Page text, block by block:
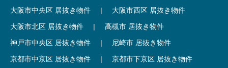
大阪市中央区 居抜き物件
|
大阪市西区 居抜き物件
大阪市北区 居抜き物件
|
高槻市 居抜き物件
神戸市中央区 居抜き物件
|
尼崎市 居抜き物件
京都市中京区 居抜き物件
| 京都市下京区 居抜き物件